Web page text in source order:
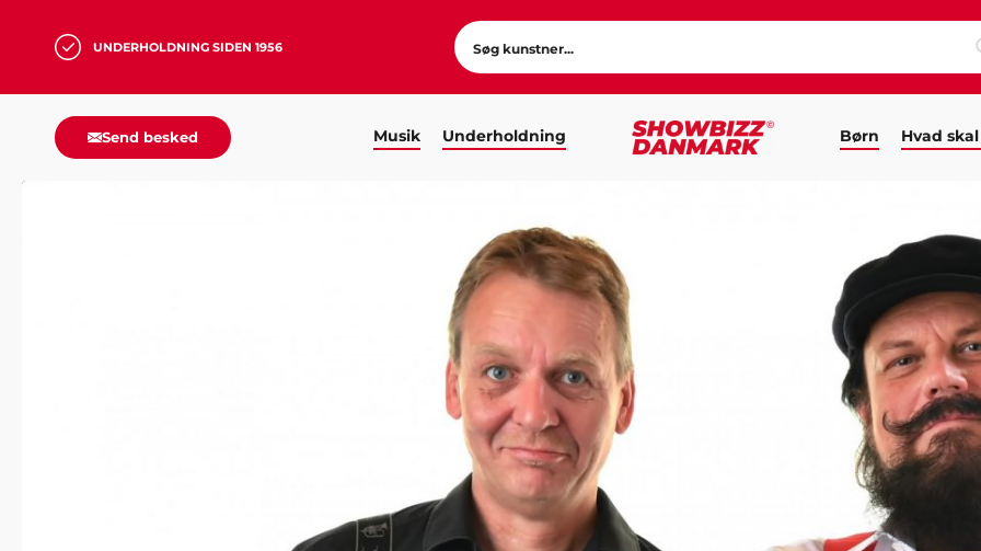
UNDERHOLDNING SIDEN 1956
Send besked Musik Underholdning Børn Hvad